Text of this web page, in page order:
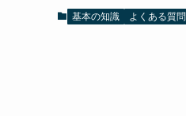
基本の知識 よくある質問